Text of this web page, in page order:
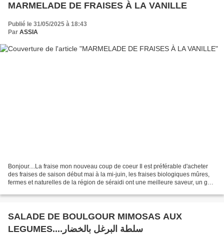
MARMELADE DE FRAISES À LA VANILLE
Publié le 31/05/2025 à 18:43
Par ASSIA
Bonjour....La fraise mon nouveau coup de coeur Il est préférable d'acheter
des fraises de saison début mai à la mi-juin, les fraises biologiques mûres,
fermes et naturelles de la région de séraidi ont une meilleure saveur, un goût
SALADE DE BOULGOUR MIMOSAS AUX
LEGUMES....سلطة البرغل بالخضار